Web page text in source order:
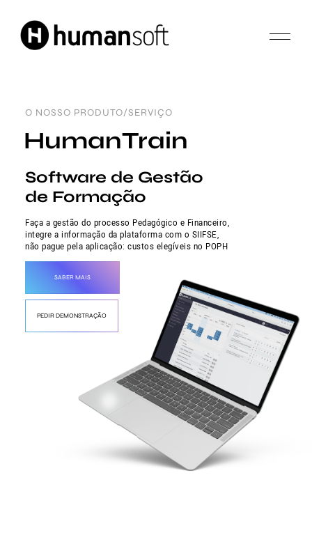
O NOSSO PRODUTO/SERVIÇO
HumanTrain
Software de Gestão
de Formação
Faça a gestão do processo Pedagógico e Financeiro,
integre a informação da plataforma com o SIIFSE,
não pague pela aplicação: custos elegíveis no POPH
SABER MAIS
PEDIR DEMONSTRAÇÃO